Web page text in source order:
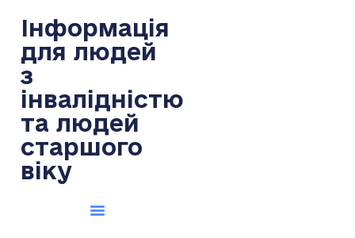
Інформація
для людей
з
інвалідністю
та людей
старшого
віку